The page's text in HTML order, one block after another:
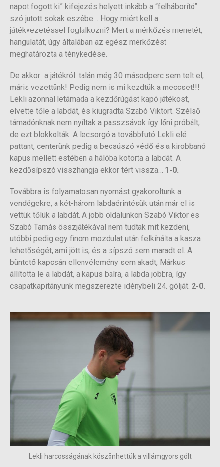
napot fogott ki” kifejezés helyett inkább a “felháborító”
szó jutott sokak eszébe… Hogy miért kell a
játékvezetéssel foglalkozni? Mert a mérkőzés menetét,
hangulatát, úgy általában az egész mérkőzést
meghatározta a ténykedése.
De akkor a játékról: talán még 30 másodperc sem telt el,
máris vezettünk! Pedig nem is mi kezdtük a meccset!!!
Lekli azonnal letámada a kezdőrúgást kapó játékost,
elvette tőle a labdát, és kiugradta Szabó Viktort. Szélső
támadónknak nem nyíltak a passzsávok így lőni próbált,
de ezt blokkolták. A lecsorgó a továbbfutó Lekli elé
pattant, centerünk pedig a becsúszó védő és a kirobbanó
kapus mellett estében a hálóba kotorta a labdát. A
kezdősípszó visszhangja ekkor tért vissza… 1-0.
Továbbra is folyamatosan nyomást gyakoroltunk a
vendégekre, a két-három labdaérintésük után már el is
vettük tőlük a labdát. A jobb oldalunkon Szabó Viktor és
Szabó Tamás összjátékával nem tudtak mit kezdeni,
utóbbi pedig egy finom mozdulat után felkínálta a kasza
lehetőségét, ami jött is, és a sípszó sem maradt el. A
büntető kapcsán ellenvélemény sem akadt, Márkus
állította le a labdát, a kapus balra, a labda jobbra, így
csapatkapitányunk megszerezte idénybeli 24. gólját. 2-0.
Lekli harcosságának köszönhettük a villámgyors gólt